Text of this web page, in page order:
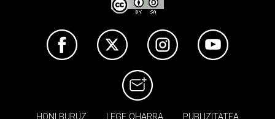
HONI BURUZ LEGE OHARRA PUBLIZITATEA